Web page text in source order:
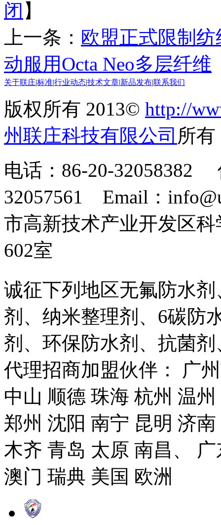
闭 】
上一条： 欧盟正式限制
动服用Octa Neo多层纤维
关于联庄标准行业动态技术文章 新品发布联系我们
版权所有 2013© http://
州联庄科技有限公司 所
电话：86-20-32058382
32057561 Email：
市高新技术产业开发区
602室
诚征下列地区无氟防水
剂、纳米整理剂、6碳防
剂、环保防水剂、抗菌
代理招商加盟伙伴： 广
中山 顺德 珠海 杭州 温
郑州 沈阳 南宁 昆明 济
木齐 青岛 太原 南昌、
澳门 瑞典 美国 欧洲